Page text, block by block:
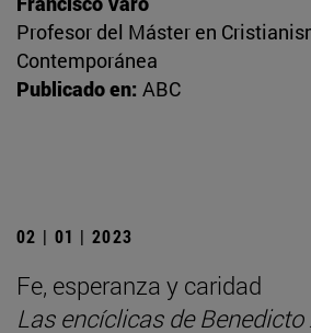
Profesor del Máster en
Contemporánea
Publicado en: ABC
02 | 01 | 2023
Fe, esperanza y caridad
Las encíclicas de Benedicto